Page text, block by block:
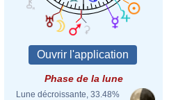
Phase de la lune
Lune décroissante, 33.48%